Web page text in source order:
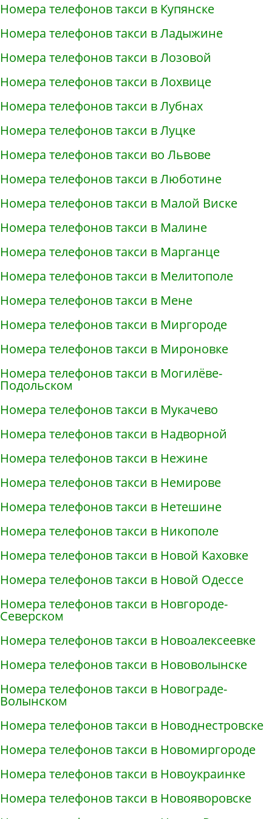
Номера телефонов такси в Купянске
Номера телефонов такси в Ладыжине
Номера телефонов такси в Лозовой
Номера телефонов такси в Лохвице
Номера телефонов такси в Лубнах
Номера телефонов такси в Луцке
Номера телефонов такси во Львове
Номера телефонов такси в Люботине
Номера телефонов такси в Малой Виске
Номера телефонов такси в Малине
Номера телефонов такси в Марганце
Номера телефонов такси в Мелитополе
Номера телефонов такси в Мене
Номера телефонов такси в Миргороде
Номера телефонов такси в Мироновке
Номера телефонов такси в Могилёве-
Подольском
Номера телефонов такси в Мукачево
Номера телефонов такси в Надворной
Номера телефонов такси в Нежине
Номера телефонов такси в Немирове
Номера телефонов такси в Нетешине
Номера телефонов такси в Никополе
Номера телефонов такси в Новой Каховке
Номера телефонов такси в Новой Одессе
Номера телефонов такси в Новгороде-
Северском
Номера телефонов такси в Новоалексеевке
Номера телефонов такси в Нововолынске
Номера телефонов такси в Новограде-
Волынском
Номера телефонов такси в Новоднестровске
Номера телефонов такси в Новомиргороде
Номера телефонов такси в Новоукраинке
Номера телефонов такси в Новояворовске